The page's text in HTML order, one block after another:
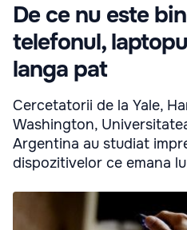
De ce nu este
telefonul,
langa pat
Cercetatorii de la Yale,
Washington,
Argentina au studiat
dispozitivelor ce emana